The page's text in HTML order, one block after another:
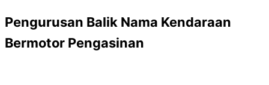
Pengurusan Balik Nama Kendaraan
Bermotor Pengasinan